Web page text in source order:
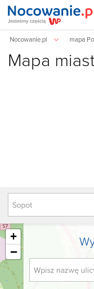
Nocowanie.pl mapa
Mapa
+
−